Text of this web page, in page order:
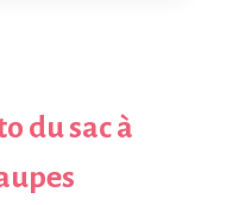
du sac à